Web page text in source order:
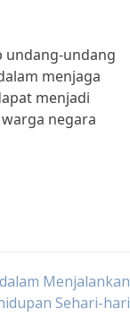
undang-undang
menjaga
menjadi
negara
Menjalankan
Sehari-hari